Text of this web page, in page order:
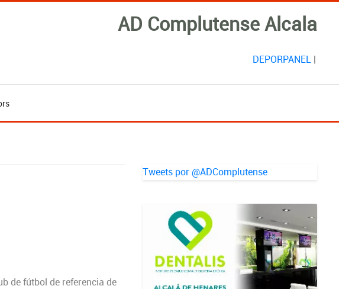
AD Complutense Alcala
DEPORPANEL|
de fútbol de referencia de
Tweets por @ADComplutense